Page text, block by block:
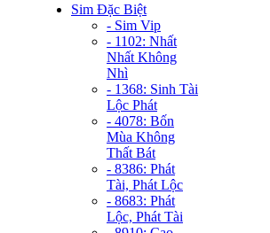
Sim Đặc Biệt
- Sim Vip
- 1102: Nhất
Nhất Không
Nhì
- 1368: Sinh Tài
Lộc Phát
- 4078: Bốn
Mùa Không
Thất Bát
- 8386: Phát
Tài, Phát Lộc
- 8683: Phát
Lộc, Phát Tài